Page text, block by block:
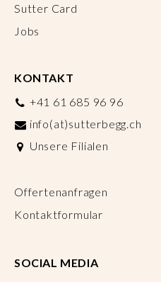
Sutter Card
Jobs
KONTAKT
+41 61 685 96 96
info(at)sutterbegg.ch
Unsere Filialen
Offertenanfragen
Kontaktformular
SOCIAL MEDIA